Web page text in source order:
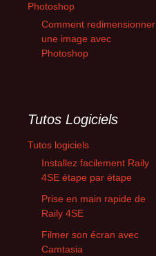
Photoshop
Comment redimensionner
une image avec
Photoshop
Tutos Logiciels
Tutos logiciels
Installez facilement Raily
4SE étape par étape
Prise en main rapide de
Raily 4SE
Filmer son écran avec
Camtasia